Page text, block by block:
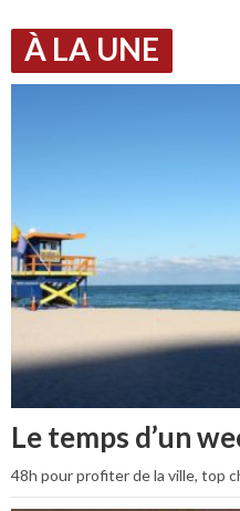
À LA UNE
Le temps d’un
48h pour profiter de la ville, top